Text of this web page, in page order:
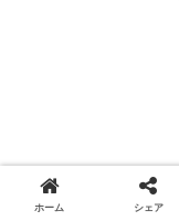
ホーム シェア